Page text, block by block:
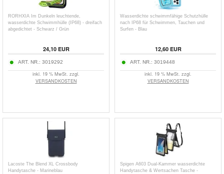
RORHXIA Im Dunkeln leuchtende,
wasserdichte Schwimmhülle (IP68) - dreifach
abgedichtet - Schwarz / Grün
24,10EUR
ART. NR.: 3019292
inkl. 19 % MwSt. zzgl.
VERSANDKOSTEN
Wasserdichte schwimmfähige Schutzhülle
nach IP68 für Schwimmen, Tauchen und
Surfen - Blau
12,60EUR
ART. NR.: 3019448
inkl. 19 % MwSt. zzgl.
VERSANDKOSTEN
Lacoste The Blend XL Crossbody
Handytasche - Marineblau
Spigen A603 Dual-Kammer wasserdichte
Handytasche & Wertsachen Tasche -